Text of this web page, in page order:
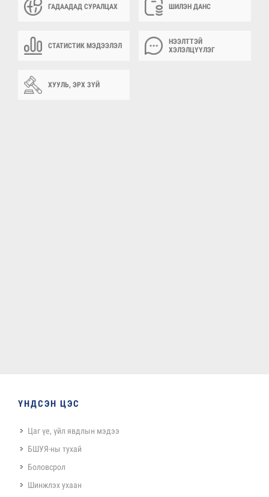
ГАДААДАД СУРАЛЦАХ ШИЛЭН ДАНС
СТАТИСТИК МЭДЭЭЛЭЛ
НЭЭЛТТЭЙ
ХЭЛЭЛЦҮҮЛЭГ
ХУУЛЬ, ЭРХ ЗҮЙ
ҮНДСЭН ЦЭС
Цаг үе, үйл явдлын мэдээ
БШУЯ-ны тухай
Боловсрол
Шинжлэх ухаан